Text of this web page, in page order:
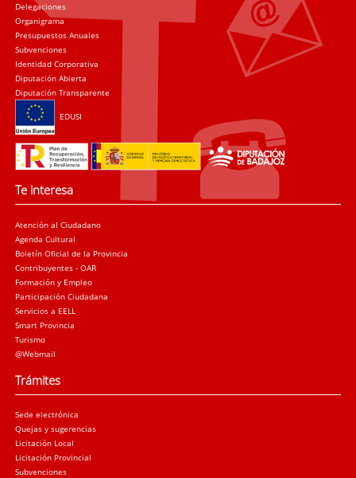
Delegaciones
Organigrama
Presupuestos Anuales
Subvenciones
Identidad Corporativa
Diputación Abierta
Diputación Transparente
EDUSI
Te interesa
Atención al Ciudadano
Agenda Cultural
Boletín Oficial de la Provincia
Contribuyentes - OAR
Formación y Empleo
Participación Ciudadana
Servicios a EELL
Smart Provincia
Turismo
@Webmail
Trámites
Sede electrónica
Quejas y sugerencias
Licitación Local
Licitación Provincial
Subvenciones